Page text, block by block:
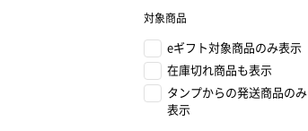
対象商品
eギフト対象商品のみ表示
在庫切れ商品も表示
タンプからの発送商品のみ
表示